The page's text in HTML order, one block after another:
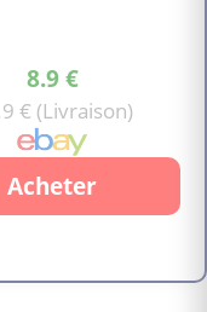
8.9 €
€ (Livraison)
Acheter